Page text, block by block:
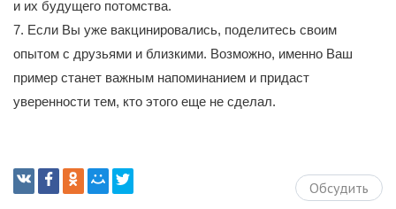
и их будущего потомства.
7. Если Вы уже вакцинировались, поделитесь своим
опытом с друзьями и близкими. Возможно, именно Ваш
пример станет важным напоминанием и придаст
уверенности тем, кто этого еще не сделал.
Обсудить